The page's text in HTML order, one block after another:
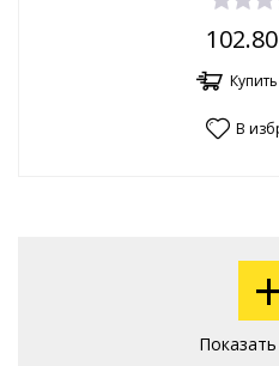
102.80
В